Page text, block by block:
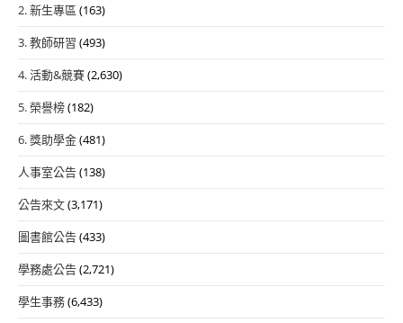
2. 新生專區 (163)
3. 教師研習 (493)
4. 活動&競賽(2,630)
5. 榮譽榜(182)
6. 獎助學金(481)
人事室公告(138)
公告來文(3,171)
圖書館公告(433)
學務處公告(2,721)
學生事務(6,433)